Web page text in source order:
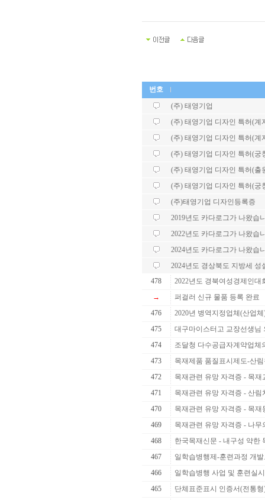
번호
(주) 태영기업
(주) 태영기업 디자인 특허(계
(주) 태영기업 디자인 특허(계
(주) 태영기업 디자인 특허(궁
(주) 태영기업 디자인 특허(출
(주) 태영기업 디자인 특허(궁
(주)태영기업 디자인등록증
2019년도 카다로그가 나왔습
2022년도 카다로그가 나왔습
2024년도 카다로그가 나왔습
2024년도 경상북도 지방세
478
2022년도 경북여성경제인대
→
퍼걸러 신규 물품 등록 완료
476
2020년 병역지정업체(산업
475
대구마이스터고 교장선생님
474
조달청 다수공급자계약업체
473
목재제품 품질표시제도-산
472
목재관련 유망 자격증 - 목재
471
목재관련 유망 자격증 - 산림
470
목재관련 유망 자격증 - 목재
469
목재관련 유망 자격증 - 나무
468
한국목재신문 - 내구성 약한
467
일학습병행제-훈련과정 개
466
일학습병행 사업 및 훈련실
465
단체표준표시 인증서(전통형